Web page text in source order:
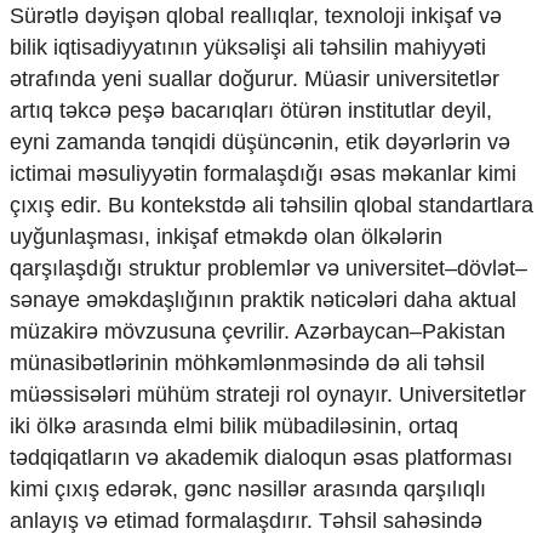
Elm və təhsil
Mədəniyyət
Diaspor
Yüksəliş hekayəsi
Mədəniyyətimizin Zəfəri
Zəfər Diasporu
Səhiyyə
Ailə və uşaq
Turizm
İqtisadiyyat
İqtisadi xəbərlər
Energetika
Neft-qaz
Əmək və sosial siyasət
Kənd təsərrüfatı
Hərbi sənaye
Telekommunikasiya və nəqliyyat
COP29
Sürətlə dəyişən qlobal reallıqlar, texnoloji inkişaf və
bilik iqtisadiyyatının yüksəlişi ali təhsilin mahiyyəti
ətrafında yeni suallar doğurur. Müasir universitetlər
artıq təkcə peşə bacarıqları ötürən institutlar deyil,
eyni zamanda tənqidi düşüncənin, etik dəyərlərin və
ictimai məsuliyyətin formalaşdığı əsas məkanlar kimi
çıxış edir. Bu kontekstdə ali təhsilin qlobal standartlara
uyğunlaşması, inkişaf etməkdə olan ölkələrin
qarşılaşdığı struktur problemlər və universitet–dövlət–
sənaye əməkdaşlığının praktik nəticələri daha aktual
müzakirə mövzusuna çevrilir. Azərbaycan–Pakistan
münasibətlərinin möhkəmlənməsində də ali təhsil
müəssisələri mühüm strateji rol oynayır. Universitetlər
iki ölkə arasında elmi bilik mübadiləsinin, ortaq
tədqiqatların və akademik dialoqun əsas platforması
kimi çıxış edərək, gənc nəsillər arasında qarşılıqlı
anlayış və etimad formalaşdırır. Təhsil sahəsində